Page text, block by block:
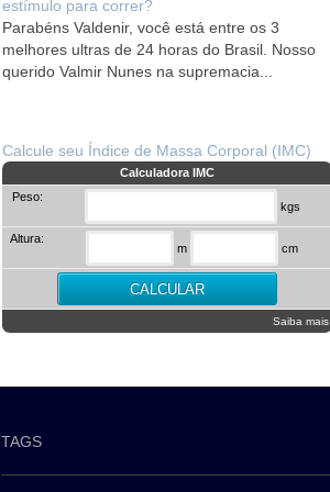
estímulo para correr?
Parabéns Valdenir, você está entre os 3
melhores ultras de 24 horas do Brasil. Nosso
querido Valmir Nunes na supremacia...
Calcule seu Índice de Massa Corporal (IMC)
Calculadora IMC
Peso:
kgs
Altura:
m cm
Saiba mais
TAGS